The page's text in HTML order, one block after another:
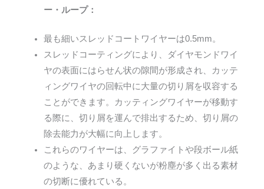
ー・ループ：
最も細いスレッドコートワイヤーは0.5mm。
スレッドコーティングにより、ダイヤモンドワイ
ヤの表面にはらせん状の隙間が形成され、カッテ
ィングワイヤの回転中に大量の切り屑を収容する
ことができます。カッティングワイヤーが移動す
る際に、切り屑を運んで排出するため、切り屑の
除去能力が大幅に向上します。
これらのワイヤーは、グラファイトや段ボール紙
のような、あまり硬くないが粉塵が多く出る素材
の切断に優れている。